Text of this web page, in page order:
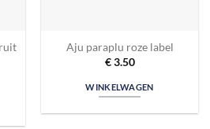
Aju paraplu roze label
€3.50
WINKELWAGEN